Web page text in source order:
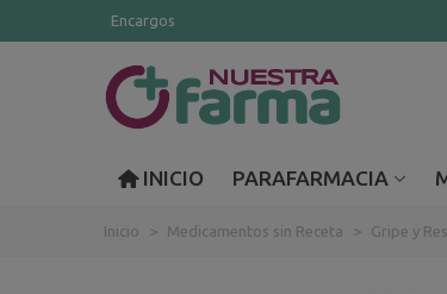
Encargos
INICIO PARAFARMACIA
Inicio > Medicamentos sin Receta > Gripe y